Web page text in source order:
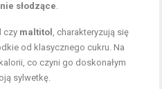
słodzące.
czy maltitol , charakteryzują się
od klasycznego cukru. Na
co czyni go doskonałym
sylwetkę.